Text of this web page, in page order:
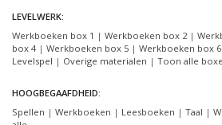
LEVELWERK:
Werkboeken box 1 | Werkboeken box 2|
box 4| Werkboeken box 5 | Werkboeken box 6
Levelspel | Overige materialen | Toon alle
HOOGBEGAAFDHEID:
Spellen | Werkboeken | Leesboeken | Taal |